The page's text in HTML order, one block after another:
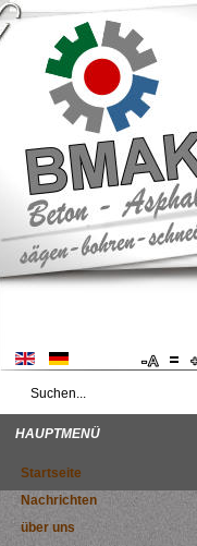
HAUPTMENÜ
Startseite
Nachrichten
über uns